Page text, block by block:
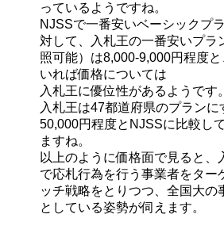
っているようですね。
NJSSで一番安いベーシックプ
対して、入札王の一番安いプラ
照可能）は8,000-9,000円程度
いれば価格については
入札王に優位性があるようです。
入札王は47都道府県のプラン
50,000円程度とNJSSに比較し
ますね。
以上のように価格面で見ると、
で応札行為を行う事業者をター
ッチ戦略をとりつつ、全国大の
としている姿勢が伺えます。